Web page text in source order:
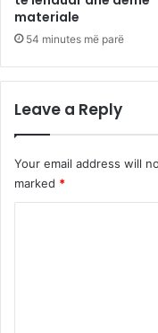
materiale
54 minutes më parë
Leave a Reply
Your email address will
marked *